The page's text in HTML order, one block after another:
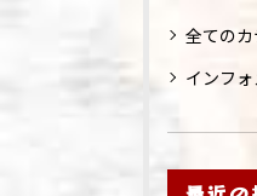
全ての
インフ